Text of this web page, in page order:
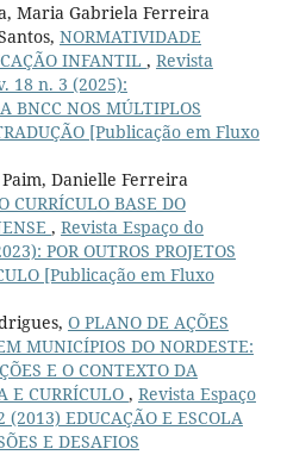
Maria Gabriela Ferreira
NORMATIVIDADE
INFANTIL , Revista
18 n. 3 (2025):
BNCC NOS MÚLTIPLOS
[Publicação em Fluxo
Danielle Ferreira
CURRÍCULO BASE DO
, Revista Espaço do
POR OUTROS PROJETOS
[Publicação em Fluxo
O PLANO DE AÇÕES
MUNICÍPIOS DO NORDESTE:
E O CONTEXTO DA
E CURRÍCULO , Revista Espaço
EDUCAÇÃO E ESCOLA
E DESAFIOS